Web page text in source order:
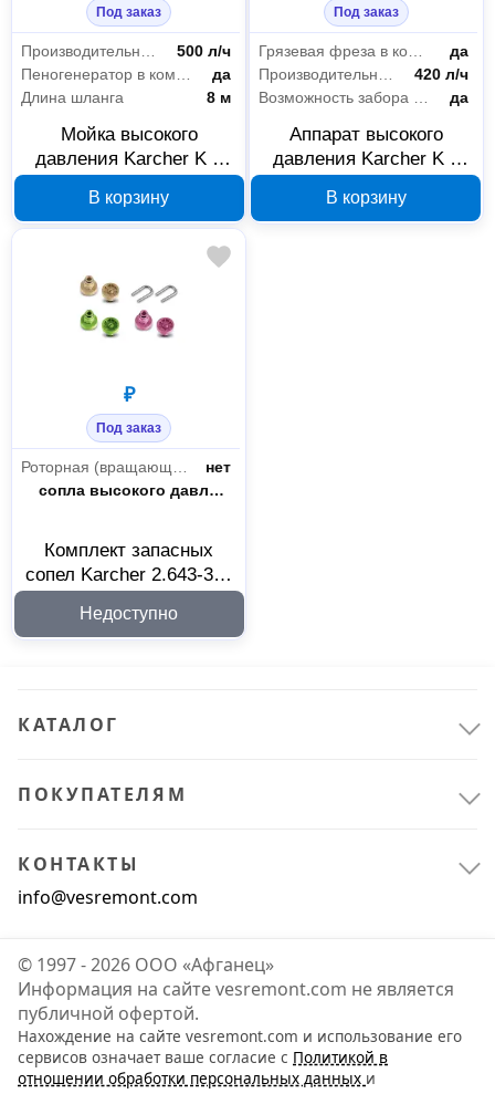
Клининговое оборудование
Пароочистители 4
Уборочная техника
Насосы
Садовая техника
Автохимия
Для уборочной техники
Под заказ
Производительность
500 л/ч
Пеногенератор в комплекте
да
Длина шланга
8 м
Мойка высокого
давления Karcher K 5
В корзину
Под заказ
Грязевая фреза в комплекте
да
Производительность
420 л/ч
да
Аппарат высокого
давления Karcher K 4
Edition 1.679-406.0
В корзину
₽
Под заказ
Роторная (вращающаяся)
нет
Тип товара
сопла высокого давления
Комплект запасных
сопел Karcher 2.643-335
арт. 15500472
Недоступно
КАТАЛОГ
ПОКУПАТЕЛЯМ
КОНТАКТЫ
info@vesremont.com
© 1997 - 2026 ООО «Афганец»
Информация на сайте vesremont.com не является
публичной офертой.
Нахождение на сайте vesremont.com и использование его
сервисов означает ваше согласие с Политикой в
отношении обработки персональных данных и